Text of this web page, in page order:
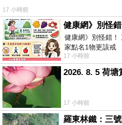
17 小時前
健康網》別怪錯！
家點名1物更該戒
https://
17 小時前
2026. 8. 5 荷塘
17 小時前
羅東林鐵：三